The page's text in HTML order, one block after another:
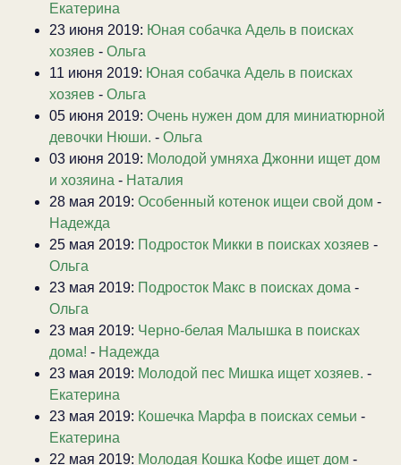
Екатерина
23 июня 2019: Юная собачка Адель в поисках
хозяев - Ольга
11 июня 2019: Юная собачка Адель в поисках
хозяев - Ольга
05 июня 2019: Очень нужен дом для миниатюрной
девочки Нюши. - Ольга
03 июня 2019: Молодой умняха Джонни ищет дом
и хозяина - Наталия
28 мая 2019: Особенный котенок ищеи свой дом -
Надежда
25 мая 2019: Подросток Микки в поисках хозяев -
Ольга
23 мая 2019: Подросток Макс в поисках дома -
Ольга
23 мая 2019: Черно-белая Малышка в поисках
дома! - Надежда
23 мая 2019: Молодой пес Мишка ищет хозяев. -
Екатерина
23 мая 2019: Кошечка Марфа в поисках семьи -
Екатерина
22 мая 2019: Молодая Кошка Кофе ищет дом -